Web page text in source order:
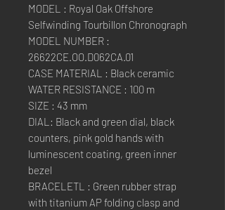
MODEL : Royal Oak Offshore
Selfwinding Tourbillon Chronograph
MODEL NUMBER :
26622CE.OO.D062CA.01
CASE MATERIAL : Black ceramic
WATER RESISTANCE : 100 m
SIZE : 43 mm
DIAL: Black and green dial, black
counters, pink gold hands with
luminescent coating, green inner
bezel
BRACELETL : Green rubber strap
with titanium AP folding clasp and